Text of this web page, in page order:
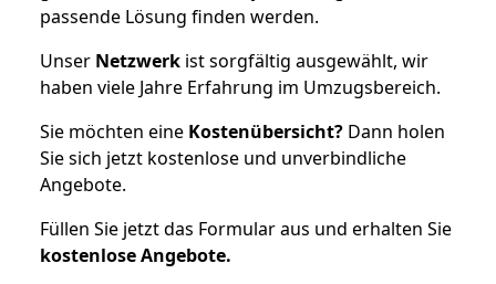
passende Lösung finden werden.
Unser Netzwerk ist sorgfältig ausgewählt, wir
haben viele Jahre Erfahrung im Umzugsbereich.
Sie möchten eine Kostenübersicht? Dann holen
Sie sich jetzt kostenlose und unverbindliche
Angebote.
Füllen Sie jetzt das Formular aus und erhalten Sie
kostenloseAngebote.